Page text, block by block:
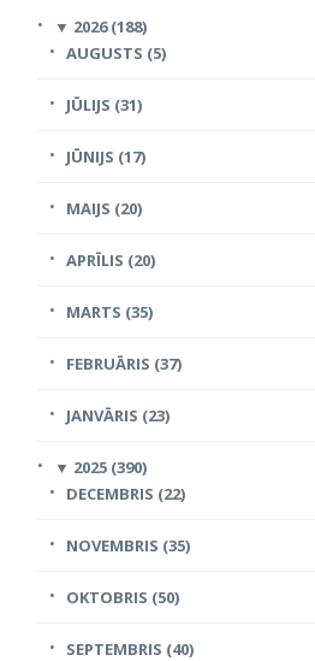
▼ 2026 (188)
AUGUSTS (5)
JŪLIJS (31)
JŪNIJS (17)
MAIJS (20)
APRĪLIS (20)
MARTS (35)
FEBRUĀRIS (37)
JANVĀRIS (23)
▼ 2025 (390)
DECEMBRIS (22)
NOVEMBRIS (35)
OKTOBRIS (50)
SEPTEMBRIS (40)